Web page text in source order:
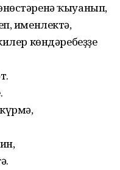
ҡыуанып,
именлектә,
көндәребеҙҙе